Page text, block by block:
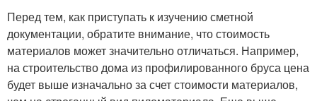
Перед тем, как приступать к изучению сметной
документации, обратите внимание, что стоимость
материалов может значительно отличаться. Например,
на строительство дома из профилированного бруса цена
будет выше изначально за счет стоимости материалов,